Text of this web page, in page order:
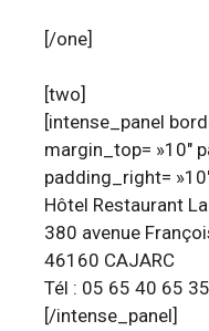
[/one]
[two]
[intense_panel
margin_top= »10″
padding_right=
Hôtel Restaurant
380 avenue
46160 CAJARC
Tél : 05 65 40 65 35
[/intense_panel]